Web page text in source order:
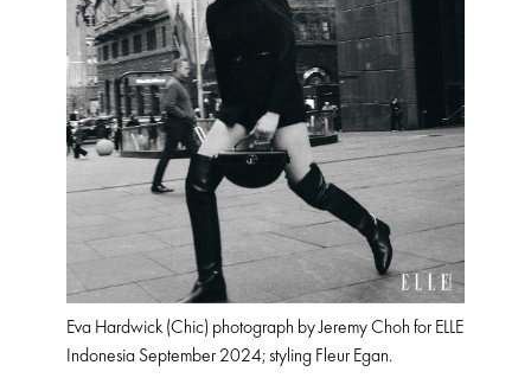
Eva Hardwick (Chic) photograph by Jeremy Choh for ELLE
Indonesia September 2024; styling Fleur Egan.